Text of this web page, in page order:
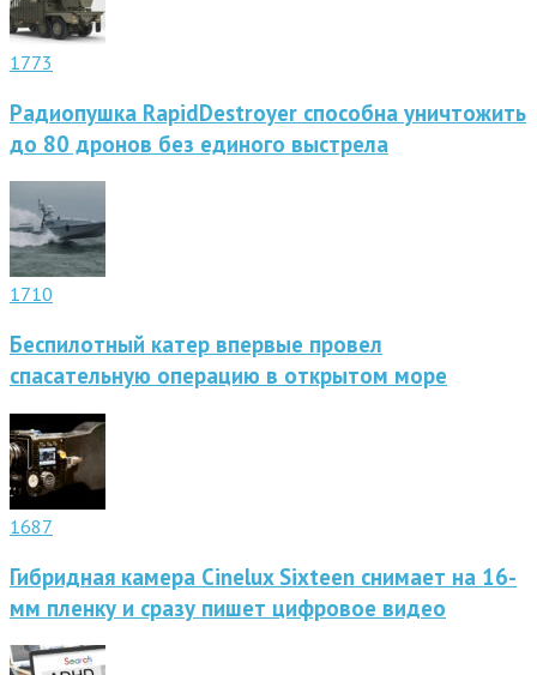
1773
Радиопушка RapidDestroyer способна уничтожить
до 80 дронов без единого выстрела
1710
Беспилотный катер впервые провел
спасательную операцию в открытом море
1687
Гибридная камера Cinelux Sixteen снимает на 16-
мм пленку и сразу пишет цифровое видео